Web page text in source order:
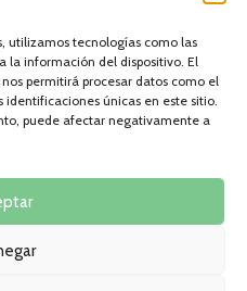
utilizamos tecnologías como las
la información del dispositivo. El
permitirá procesar datos como el
únicas en este sitio.
puede afectar negativamente a
física y deportista